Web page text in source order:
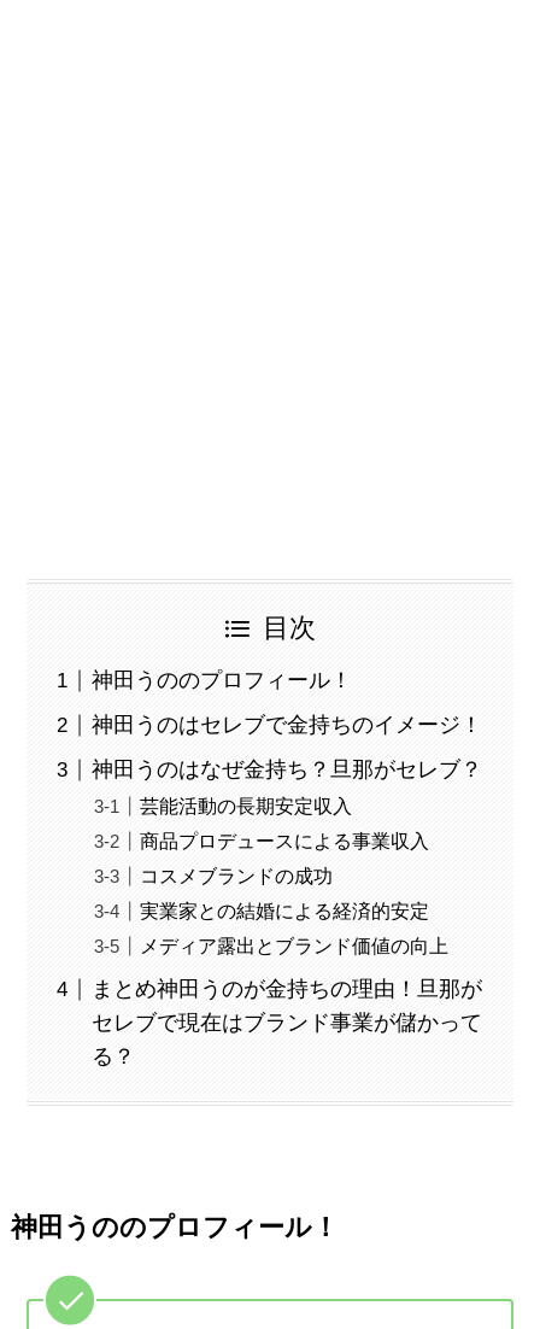
目次
神田うののプロフィール！
神田うのはセレブで金持ちのイメージ！
神田うのはなぜ金持ち？旦那がセレブ？
芸能活動の長期安定収入
商品プロデュースによる事業収入
コスメブランドの成功
実業家との結婚による経済的安定
メディア露出とブランド価値の向上
まとめ神田うのが金持ちの理由！旦那が
セレブで現在はブランド事業が儲かって
る？
神田うののプロフィール！